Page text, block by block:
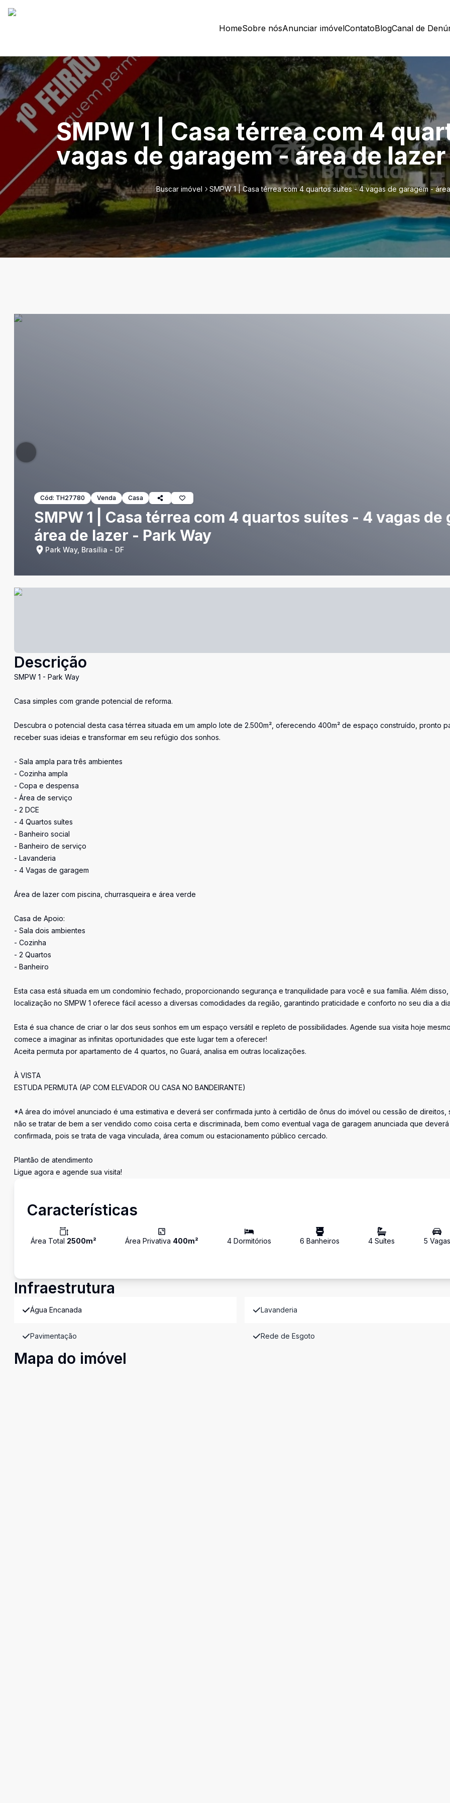
HomeSobre nósAnunciar imóvelContatoBlogCanal de
SMPW 1 | Casa térrea com 4
vagas de garagem - área de
Buscar imóvel SMPW 1 | Casa térrea com 4 quartos suítes - 4 vagas de garagem -
Cód: TH27780 Venda Casa
SMPW 1 | Casa térrea com 4 quartos suítes - 4 vagas de
área de lazer - Park Way
Park Way, Brasília - DF
Descrição
SMPW 1 - Park Way
Casa simples com grande potencial de reforma.
Descubra o potencial desta casa térrea situada em um amplo lote de 2.500m², oferecendo 400m² de espaço construído, pronto
receber suas ideias e transformar em seu refúgio dos sonhos.
- Sala ampla para três ambientes
- Cozinha ampla
- Copa e despensa
- Área de serviço
- 2 DCE
- 4 Quartos suítes
- Banheiro social
- Banheiro de serviço
- Lavanderia
- 4 Vagas de garagem
Área de lazer com piscina, churrasqueira e área verde
Casa de Apoio:
- Sala dois ambientes
- Cozinha
- 2 Quartos
- Banheiro
Esta casa está situada em um condomínio fechado, proporcionando segurança e tranquilidade para você e sua família. Além disso,
localização no SMPW 1 oferece fácil acesso a diversas comodidades da região, garantindo praticidade e conforto no seu dia a
Esta é sua chance de criar o lar dos seus sonhos em um espaço versátil e repleto de possibilidades. Agende sua visita hoje
comece a imaginar as infinitas oportunidades que este lugar tem a oferecer!
Aceita permuta por apartamento de 4 quartos, no Guará, analisa em outras localizações.
À VISTA
ESTUDA PERMUTA (AP COM ELEVADOR OU CASA NO BANDEIRANTE)
*A área do imóvel anunciado é uma estimativa e deverá ser confirmada junto à certidão de ônus do imóvel ou cessão de direitos,
não se tratar de bem a ser vendido como coisa certa e discriminada, bem como eventual vaga de garagem anunciada que
confirmada, pois se trata de vaga vinculada, área comum ou estacionamento público cercado.
Plantão de atendimento
Ligue agora e agende sua visita!
Características
Área Total 2500m² Área Privativa 400m² 4 Dormitórios 6 Banheiros 4 Suítes 5 Vagas
Infraestrutura
Água Encanada Lavanderia
Pavimentação Rede de Esgoto
Mapa do imóvel